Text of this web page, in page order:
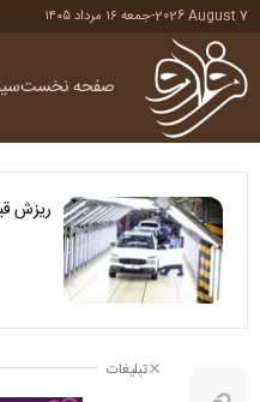
2026 August 7
-جمعه ۱۶ مرداد ۱۴۰۵
صفحه نخست
ریزش
تبلیغات